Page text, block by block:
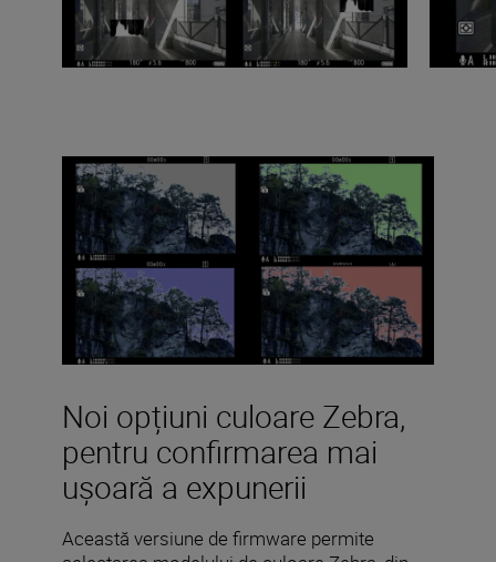
Noi opțiuni culoare Zebra,
pentru confirmarea mai
ușoară a expunerii
Această versiune de firmware permite